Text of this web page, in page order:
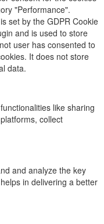
"Performance".
set by the GDPR Cookie
and is used to store
user has consented to
It does not store
data.
like sharing
collect
and analyze the key
in delivering a better